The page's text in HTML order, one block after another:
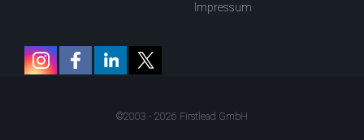
Impressum
©2003 - 2026 Firstlead GmbH